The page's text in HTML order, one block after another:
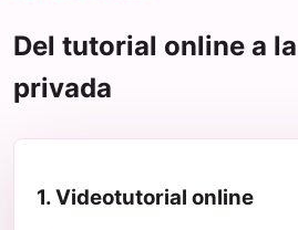
Del tutorial online a
privada
1. Videotutorial online